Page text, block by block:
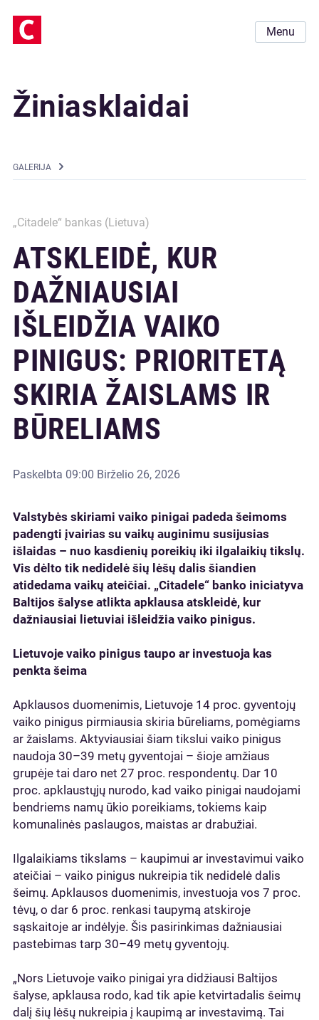
Menu
Žiniasklaidai
GALERIJA
„Citadele“ bankas (Lietuva)
ATSKLEIDĖ, KUR
DAŽNIAUSIAI
IŠLEIDŽIA VAIKO
PINIGUS: PRIORITETĄ
SKIRIA ŽAISLAMS IR
BŪRELIAMS
Paskelbta 09:00 Birželio 26, 2026
Valstybės skiriami vaiko pinigai padeda šeimoms
padengti įvairias su vaikų auginimu susijusias
išlaidas – nuo kasdienių poreikių iki ilgalaikių tikslų.
Vis dėlto tik nedidelė šių lėšų dalis šiandien
atidedama vaikų ateičiai. „Citadele“ banko iniciatyva
Baltijos šalyse atlikta apklausa atskleidė, kur
dažniausiai lietuviai išleidžia vaiko pinigus.
Lietuvoje vaiko pinigus taupo ar investuoja kas
penkta šeima
Apklausos duomenimis, Lietuvoje 14 proc. gyventojų
vaiko pinigus pirmiausia skiria būreliams, pomėgiams
ar žaislams. Aktyviausiai šiam tikslui vaiko pinigus
naudoja 30–39 metų gyventojai – šioje amžiaus
grupėje tai daro net 27 proc. respondentų. Dar 10
proc. apklaustųjų nurodo, kad vaiko pinigai naudojami
bendriems namų ūkio poreikiams, tokiems kaip
komunalinės paslaugos, maistas ar drabužiai.
Ilgalaikiams tikslams – kaupimui ar investavimui vaiko
ateičiai – vaiko pinigus nukreipia tik nedidelė dalis
šeimų. Apklausos duomenimis, investuoja vos 7 proc.
tėvų, o dar 6 proc. renkasi taupymą atskiroje
sąskaitoje ar indėlyje. Šis pasirinkimas dažniausiai
pastebimas tarp 30–49 metų gyventojų.
„Nors Lietuvoje vaiko pinigai yra didžiausi Baltijos
šalyse, apklausa rodo, kad tik apie ketvirtadalis šeimų
dalį šių lėšų nukreipia į kaupimą ar investavimą. Tai